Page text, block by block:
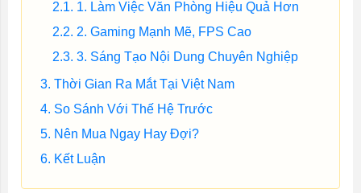
1. Làm Việc Văn Phòng Hiệu Quả Hơn
2. Gaming Mạnh Mẽ, FPS Cao
3. Sáng Tạo Nội Dung Chuyên Nghiệp
Thời Gian Ra Mắt Tại Việt Nam
So Sánh Với Thế Hệ Trước
Nên Mua Ngay Hay Đợi?
Kết Luận